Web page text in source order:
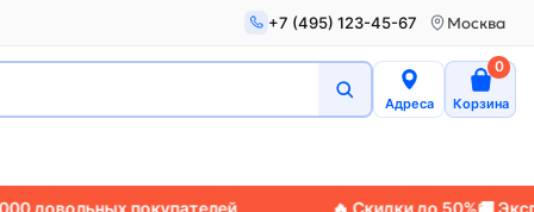
+7 (495) 123-45-67 Москва
Адреса Корзина
0
покупателей 🔥 Скидки до 50%🚚